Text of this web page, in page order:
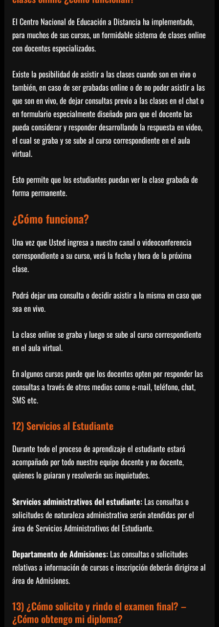
El Centro Nacional de Educación a Distancia ha implementado,
para muchos de sus cursos, un formidable sistema de clases online
con docentes especializados.
Existe la posibilidad de asistir a las clases cuando son en vivo o
también, en caso de ser grabadas online o de no poder asistir a las
que son en vivo, de dejar consultas previo a las clases en el chat o
en formulario especialmente diseñado para que el docente las
pueda considerar y responder desarrollando la respuesta en video,
el cual se graba y se sube al curso correspondiente en el aula
virtual.
Esto permite que los estudiantes puedan ver la clase grabada de
forma permanente.
¿Cómo funciona?
Una vez que Usted ingresa a nuestro canal o videoconferencia
correspondiente a su curso, verá la fecha y hora de la próxima
clase.
Podrá dejar una consulta o decidir asistir a la misma en caso que
sea en vivo.
La clase online se graba y luego se sube al curso correspondiente
en el aula virtual.
En algunos cursos puede que los docentes opten por responder las
consultas a través de otros medios como e-mail, teléfono, chat,
SMS etc.
12) Servicios al Estudiante
Durante todo el proceso de aprendizaje el estudiante estará
acompañado por todo nuestro equipo docente y no docente,
quienes lo guiaran y resolverán sus inquietudes.
Servicios administrativos del estudiante: Las consultas o
solicitudes de naturaleza administrativa serán atendidas por el
área de Servicios Administrativos del Estudiante.
Departamento de Admisiones: Las consultas o solicitudes
relativas a información de cursos e inscripción deberán dirigirse al
área de Admisiones.
13) ¿Cómo solicito y rindo el examen final? –
¿Cómo obtengo mi diploma?